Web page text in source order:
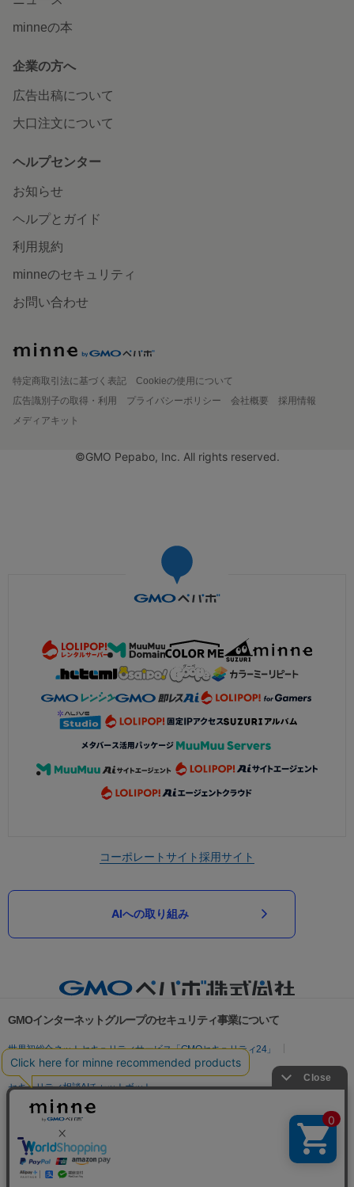
minneの本
企業の方へ
広告出稿について
大口注文について
ヘルプセンター
お知らせ
ヘルプとガイド
利用規約
minneのセキュリティ
お問い合わせ
特定商取引法に基づく表記
Cookieの使用について
広告識別子の取得・利用
プライバシーポリシー 会社概要
採用情報
メディアキット
©GMO Pepabo, Inc. All rights reserved.
コーポレートサイト採用サイト
AIへの取り組み
GMOインターネットグループのセキュリティ事業について
世界初総合ネットセキュリティサービス「GMOセキュリティ24」
パスワード漏洩診断
Webサイトリスク診断
セキュリティ相談AIチャットボット
実在証明・盗聴対策
サイバー攻撃対策（GMO Flatt Security）
セキュリティ事業の軌跡